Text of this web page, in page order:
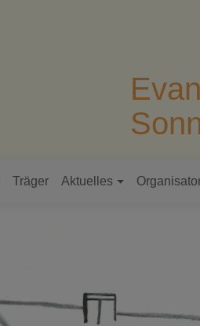
Träger Aktuelles